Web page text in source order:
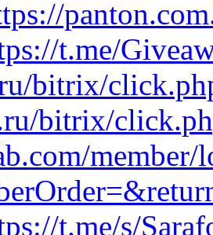
t.me/
bitrix/
bitrix/
t.me/s/